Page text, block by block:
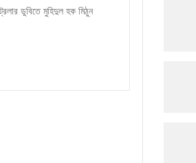
ডুবিতে মুহিদুল হক মিঠুন